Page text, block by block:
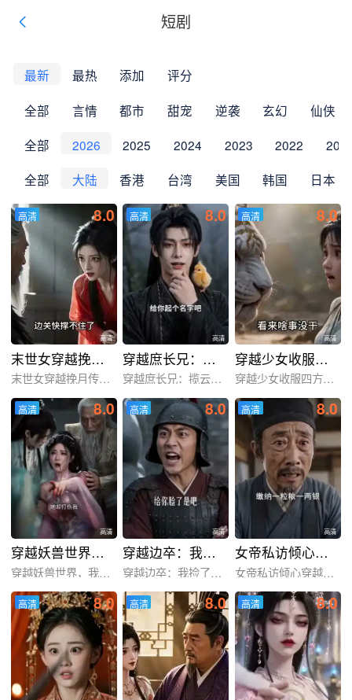
短剧
最新 最热 添加 评分
全部 言情 都市 甜宠 逆袭 玄幻 仙侠
全部 2026 2025 2024 2023 2022
全部 大陆 香港 台湾 美国 韩国 日本
高清
8.0
末世女穿越挽月传！第二季
末世女穿越挽月传！第二季
高清
高清
高清
8.0
穿越庶长兄：揽云巅！第二季
穿越庶长兄：揽云巅！第二
高清
高清
高清
8.0
穿越少女收服四方神兽
穿越少女收服四方神兽
高清
高清
高清
8.0
穿越妖兽世界，我觉醒进化系统
穿越妖兽世界，我觉醒进化
高清
高清
高清
8.0
穿越边卒：我捡了罪臣女
穿越边卒：我捡了罪臣女
高清
高清
高清
8.0
女帝私访倾心穿越县令
女帝私访倾心穿越县令
高清
高清
8.0
高清
高清 8.0
高清
高清 8.0
高清
高清